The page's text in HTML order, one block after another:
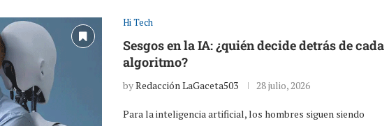
Hi Tech
Sesgos en la IA: ¿quién decide detrás de cada
algoritmo?
byRedacción LaGaceta503 28 julio, 2026
Para la inteligencia artificial, los hombres siguen siendo